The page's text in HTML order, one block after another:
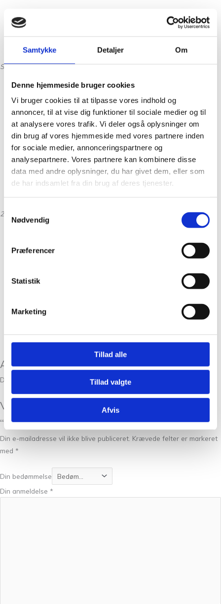
Samtykke Detaljer Om
Denne hjemmeside bruger cookies
Vi bruger cookies til at tilpasse vores indhold og
annoncer, til at vise dig funktioner til sociale medier og til
at analysere vores trafik. Vi deler også oplysninger om
din brug af vores hjemmeside med vores partnere inden
for sociale medier, annonceringspartnere og
analysepartnere. Vores partnere kan kombinere disse
data med andre oplysninger, du har givet dem, eller som
de har indsamlet fra din brug af deres tjenester.
Samtykkevalg
Nødvendig
Præferencer
Statistik
Marketing
Tillad alle
Tillad valgte
Afvis
SSK Improved:
2 ret sammen:
Anmeldelser
Der er endnu ikke nogle anmeldelser.
Vær den første til at anmelde
“Stockholmshuen i Sunday fra PetiteKnit”
Din e-mailadresse vil ikke blive publiceret. Krævede felter er markeret
med *
Din bedømmelse
Din anmeldelse *